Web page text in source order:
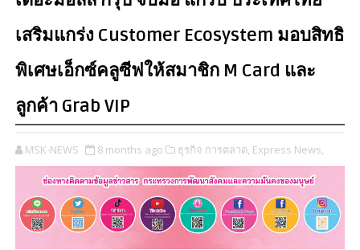
เสริมแกร่ง Customer Ecosystem มอบสิทธิ
พิเศษเอ็กซ์คลูซีฟให้สมาชิก M Card และ
ลูกค้า Grab VIP
MSK-NEWS 8 months ago ธุรกิจ การตลาด, Express News,